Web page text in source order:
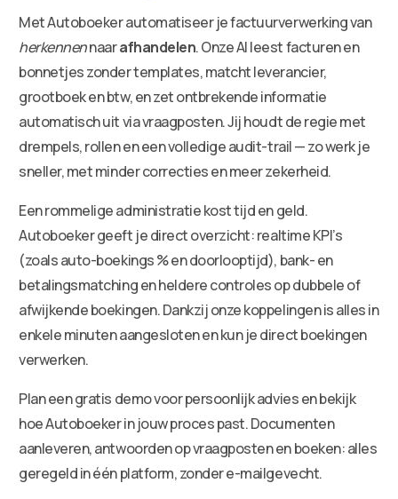
Met Autoboeker automatiseer je factuurverwerking van
herkennennaarafhandelen. Onze AI leest facturen en
bonnetjes zonder templates, matcht leverancier,
grootboek en btw, en zet ontbrekende informatie
automatisch uit via vraagposten. Jij houdt de regie met
drempels, rollen en een volledige audit-trail — zo werk je
sneller, met minder correcties en meer zekerheid.
Een rommelige administratie kost tijd en geld.
Autoboeker geeft je direct overzicht: realtime KPI’s
(zoals auto-boekings % en doorlooptijd), bank- en
betalingsmatching en heldere controles op dubbele of
afwijkende boekingen. Dankzij onze koppelingen is alles in
enkele minuten aangesloten en kun je direct boekingen
verwerken.
Plan een gratis demo voor persoonlijk advies en bekijk
hoe Autoboeker in jouw proces past. Documenten
aanleveren, antwoorden op vraagposten en boeken: alles
geregeld in één platform, zonder e-mailgevecht.